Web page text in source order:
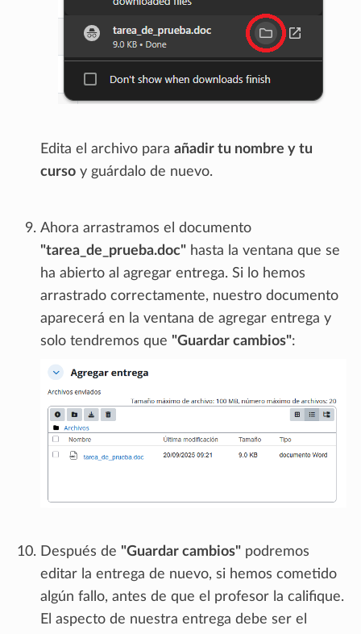
Edita el archivo para añadir tu nombre y tu
curso y guárdalo de nuevo.
Ahora arrastramos el documento
"tarea_de_prueba.doc" hasta la ventana que se
ha abierto al agregar entrega. Si lo hemos
arrastrado correctamente, nuestro documento
aparecerá en la ventana de agregar entrega y
solo tendremos que "Guardar cambios":
Después de "Guardar cambios" podremos
editar la entrega de nuevo, si hemos cometido
algún fallo, antes de que el profesor la califique.
El aspecto de nuestra entrega debe ser el